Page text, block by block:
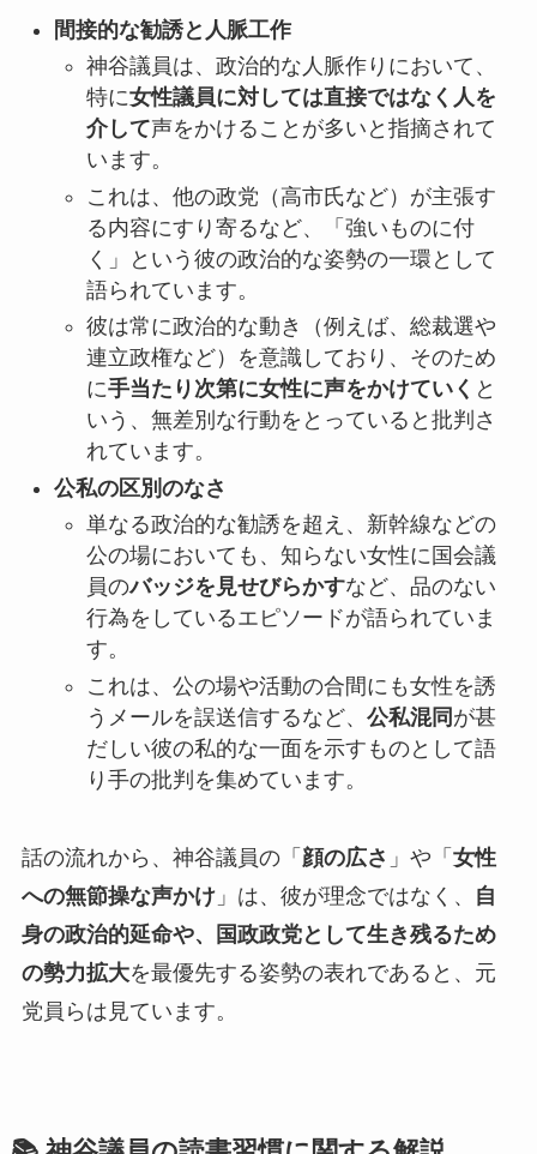
間接的な勧誘と人脈工作
神谷議員は、政治的な人脈作りにおいて、
特に女性議員に対しては直接ではなく人を
介して声をかけることが多いと指摘されて
います。
これは、他の政党（高市氏など）が主張す
る内容にすり寄るなど、「強いものに付
く」という彼の政治的な姿勢の一環として
語られています。
彼は常に政治的な動き（例えば、総裁選や
連立政権など）を意識しており、そのため
に手当たり次第に女性に声をかけていく と
いう、無差別な行動をとっていると批判さ
れています。
公私の区別のなさ
単なる政治的な勧誘を超え、新幹線などの
公の場においても、知らない女性に国会議
員のバッジを見せびらかすなど、品のない
行為をしているエピソードが語られていま
す。
これは、公の場や活動の合間にも女性を誘
うメールを誤送信するなど、 公私混同 が甚
だしい彼の私的な一面を示すものとして語
り手の批判を集めています。
話の流れから、神谷議員の「 顔の広さ 」や「 女性
への無節操な声かけ」は、彼が理念ではなく、
自
身の政治的延命や、国政政党として生き残るため
の勢力拡大を最優先する姿勢の表れであると、元
党員らは見ています。